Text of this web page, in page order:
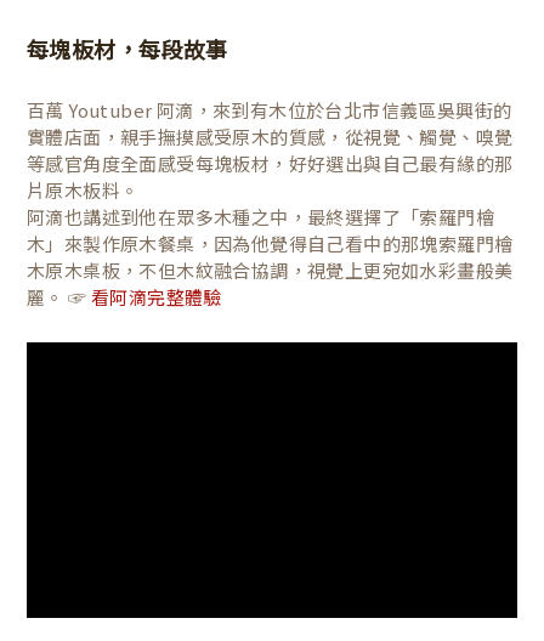
每塊板材，每段故事
百萬 Youtuber 阿滴，來到有木位於台北市信義區吳興街的
實體店面，親手撫摸感受原木的質感，從視覺、觸覺、嗅覺
等感官角度全面感受每塊板材，好好選出與自己最有緣的那
片原木板料。
阿滴也講述到他在眾多木種之中，最終選擇了「索羅門檜
木」來製作原木餐桌，因為他覺得自己看中的那塊索羅門檜
木原木桌板，不但木紋融合協調，視覺上更宛如水彩畫般美
麗。 ☞ 看阿滴完整體驗